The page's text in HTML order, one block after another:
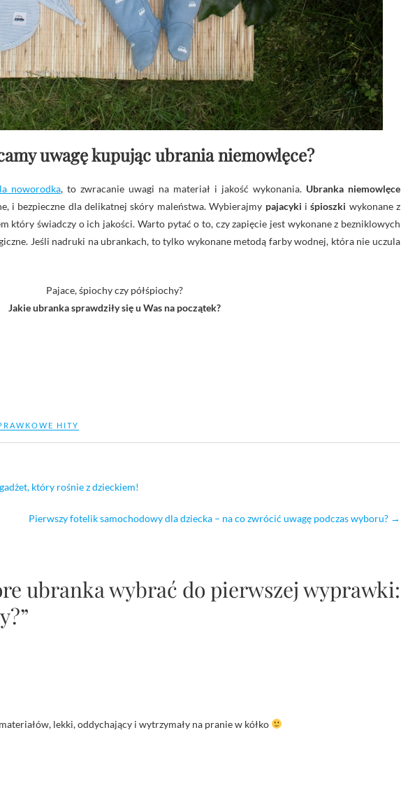
uwagę kupując ubrania niemowlęce?
noworodka, to zwracanie uwagi na materiał i jakość wykonania. Ubranka niemowlęce
i bezpieczne dla delikatnej skóry maleństwa. Wybierajmy pajacyki iśpioszki wykonane z
który świadczy o ich jakości. Warto pytać o to, czy zapięcie jest wykonane z bezniklowych
Jeśli nadruki na ubrankach, to tylko wykonane metodą farby wodnej, która nie uczula
Pajace, śpiochy czy półśpiochy?
Jakie ubranka sprawdziły się u Was na początek?
HITY
który rośnie z dzieckiem!
Pierwszy fotelik samochodowy dla dziecka – na co zwrócić uwagę podczas wyboru? →
ubranka wybrać do pierwszej wyprawki:
lekki, oddychający i wytrzymały na pranie w kółko